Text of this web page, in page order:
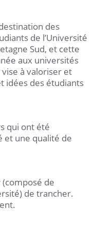
des
de l’Université
Sud, et cette
aux universités
vise à valoriser et
idées des étudiants
qui ont été
et une qualité de
de
de trancher.